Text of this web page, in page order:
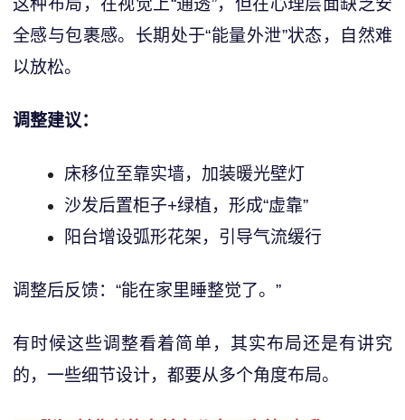
这种布局，在视觉上“通透”，但在心理层面缺乏安
全感与包裹感。长期处于“能量外泄”状态，自然难
以放松。
调整建议：
床移位至靠实墙，加装暖光壁灯
沙发后置柜子+绿植，形成“虚靠”
阳台增设弧形花架，引导气流缓行
调整后反馈：“能在家里睡整觉了。”
有时候这些调整看着简单，其实布局还是有讲究
的，一些细节设计，都要从多个角度布局。